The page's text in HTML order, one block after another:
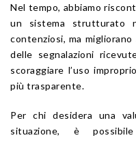
Nel tempo, abbiamo
un sistema strutturato
contenziosi, ma
delle segnalazioni
scoraggiare l’uso
più trasparente.
Per chi desidera una
situazione, è